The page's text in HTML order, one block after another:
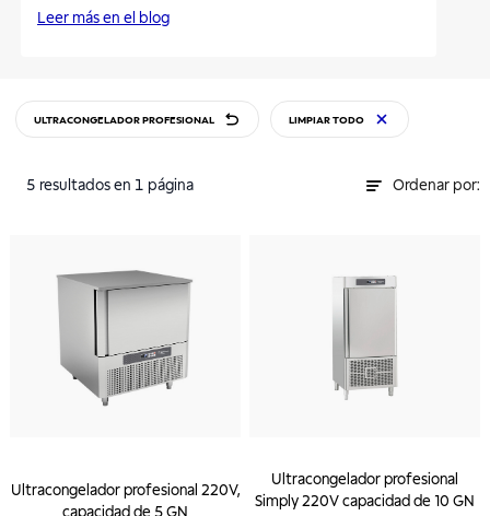
Leer más en el blog
ULTRACONGELADOR PROFESIONAL LIMPIAR TODO
5 resultados en 1 página Ordenar por:
Ultracongelador profesional 220V,
capacidad de 5 GN
Ultracongelador profesional
Simply 220V capacidad de 10 GN